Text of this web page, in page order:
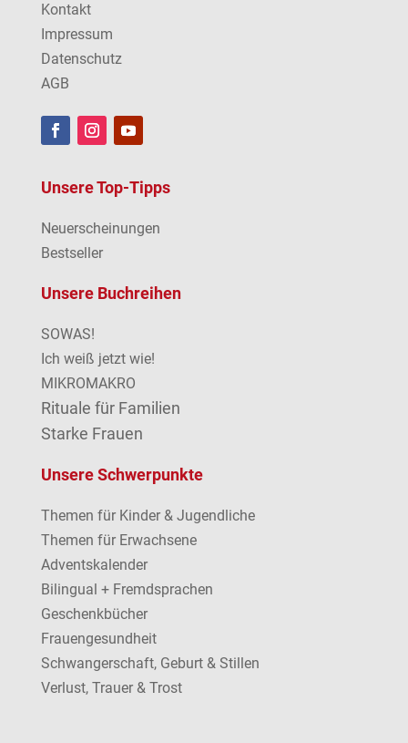
Kontakt
Impressum
Datenschutz
AGB
Unsere Top-Tipps
Neuerscheinungen
Bestseller
Unsere Buchreihen
SOWAS!
Ich weiß jetzt wie!
MIKROMAKRO
Rituale für Familien
Starke Frauen
Unsere Schwerpunkte
Themen für Kinder & Jugendliche
Themen für Erwachsene
Adventskalender
Bilingual + Fremdsprachen
Geschenkbücher
Frauengesundheit
Schwangerschaft, Geburt & Stillen
Verlust, Trauer & Trost